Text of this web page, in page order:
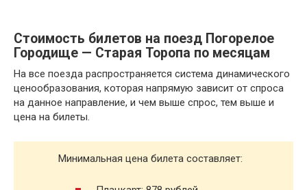
Стоимость билетов на поезд Погорелое
Городище — Старая Торопа по месяцам
На все поезда распространяется система динамического
ценообразования, которая напрямую зависит от спроса
на данное направление, и чем выше спрос, тем выше и
цена на билеты.
Минимальная цена билета составляет: